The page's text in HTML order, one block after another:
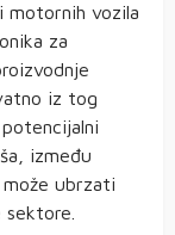
motornih vozila
za
iz tog
između
ubrzati